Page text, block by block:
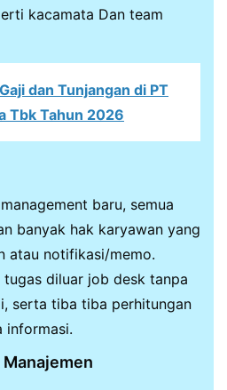
kacamata Dan team
dan Tunjangan di PT
Tbk Tahun 2026
baru, semua
banyak hak karyawan yang
atau notifikasi/memo.
tugas diluar job desk tanpa
serta tiba tiba perhitungan
informasi.